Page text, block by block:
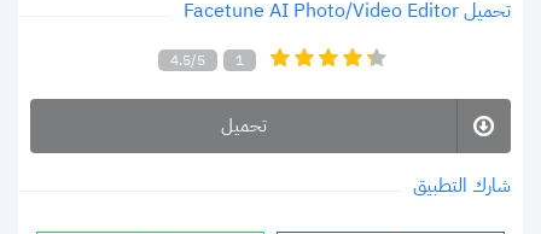
تحميل Facetune AI Photo/Video Editor
4.5/5 1
تحميل
شارك التطبيق